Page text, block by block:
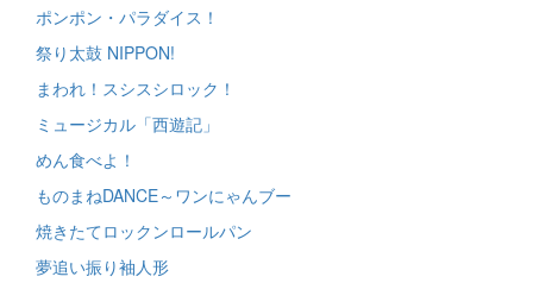
ポンポン・パラダイス！
祭り太鼓 NIPPON!
まわれ！スシスシロック！
ミュージカル「西遊記」
めん食べよ！
ものまねDANCE～ワンにゃんブー
焼きたてロックンロールパン
夢追い振り袖人形